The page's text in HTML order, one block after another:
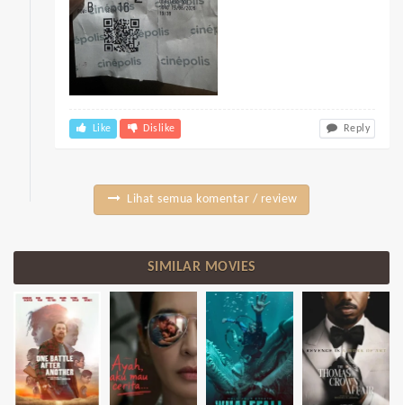
Like Dislike Reply
Lihat semua komentar / review
SIMILAR MOVIES